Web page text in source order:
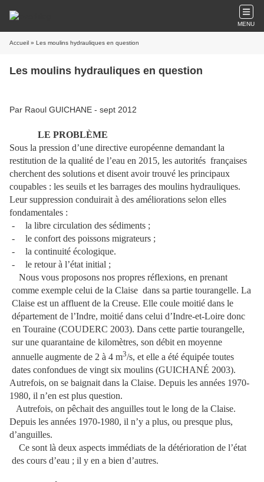
MENU
Accueil » Les moulins hydrauliques en question
Les moulins hydrauliques en question
Par Raoul GUICHANE - sept 2012
LE PROBLÈME
Sous la pression d’une directive européenne demandant la
restitution de la qualité de l’eau en 2015, les autorités françaises
cherchent des solutions et disent avoir trouvé les principaux
coupables : les seuils et les barrages des moulins hydrauliques.
Leur suppression conduirait à des améliorations selon elles
fondamentales :
-
la libre circulation des sédiments ;
-
le confort des poissons migrateurs ;
-
la continuité écologique.
-
le retour à l’état initial ;
Nous vous proposons nos propres réflexions, en prenant
comme exemple celui de la Claise dans sa partie tourangelle. La
Claise est un affluent de la Creuse. Elle coule moitié dans le
département de l’Indre, moitié dans celui d’Indre-et-Loire donc
en Touraine (COUDERC 2003). Dans cette partie tourangelle,
sur une quarantaine de kilomètres, son débit en moyenne
annuelle augmente de 2 à 4 m3/s, et elle a été équipée toutes
dates confondues de vingt six moulins (GUICHANÉ 2003).
Autrefois, on se baignait dans la Claise. Depuis les années 1970-
1980, il n’en est plus question.
Autrefois, on pêchait des anguilles tout le long de la Claise.
Depuis les années 1970-1980, il n’y a plus, ou presque plus,
d’anguilles.
Ce sont là deux aspects immédiats de la détérioration de l’état
des cours d’eau ; il y en a bien d’autres.